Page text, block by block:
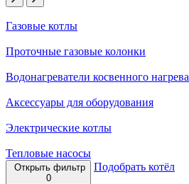
Газовые котлы
Проточные газовые колонки
Водонагреватели косвенного нагрева
Аксессуары для оборудования
Электрические котлы
Тепловые насосы
Открыть фильтр
0
Подобрать котёл